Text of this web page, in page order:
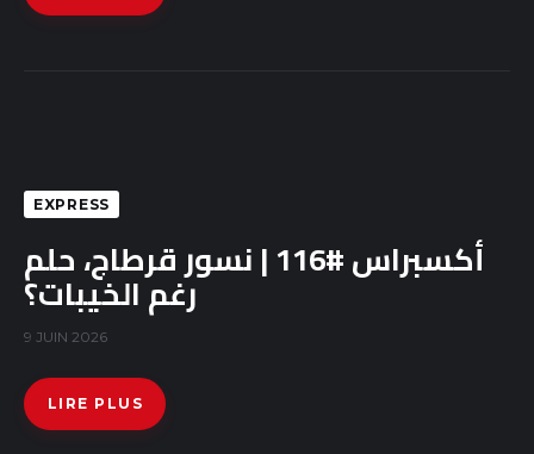
EXPRESS
أكسبراس #116 | نسور قرطاج، حلم
رغم الخيبات؟
9 JUIN 2026
LIRE PLUS